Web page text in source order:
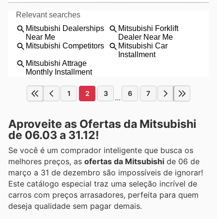
1 2 3 ... 6 7
Aproveite as Ofertas da Mitsubishi
de 06.03 a 31.12!
Se você é um comprador inteligente que busca os
melhores preços, as ofertas da Mitsubishi de 06 de
março a 31 de dezembro são impossíveis de ignorar!
Este catálogo especial traz uma seleção incrível de
carros com preços arrasadores, perfeita para quem
deseja qualidade sem pagar demais.